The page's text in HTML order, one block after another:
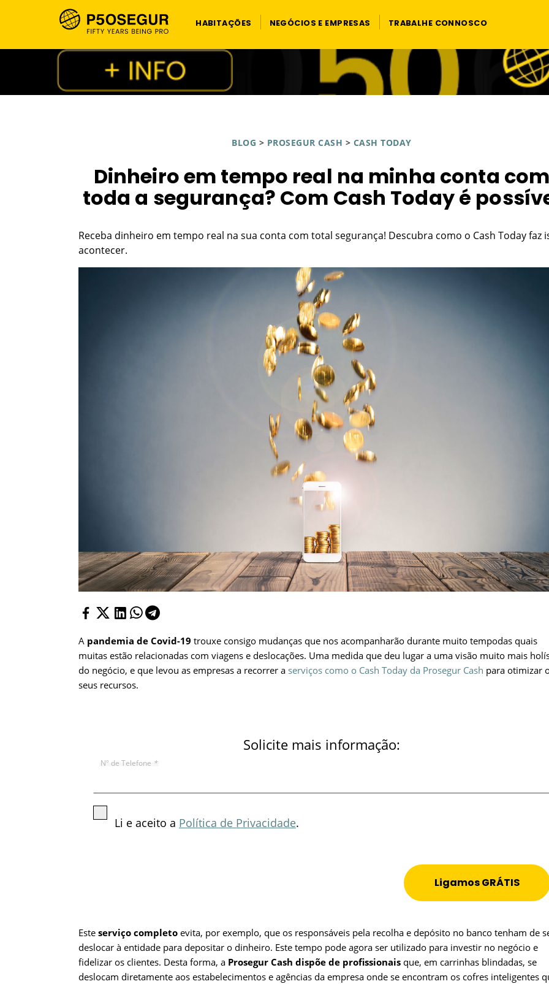
HABITAÇÕES NEGÓCIOS E EMPRESAS TRABALHE CONNOSCO
BLOG > PROSEGUR CASH > CASH TODAY
Dinheiro em tempo real na minha conta
toda a segurança? Com Cash Today é
Receba dinheiro em tempo real na sua conta com total segurança! Descubra como o Cash Today faz
acontecer.
A pandemia de Covid-19 trouxe consigo mudanças que nos acompanharão durante muito tempodas quais
muitas estão relacionadas com viagens e deslocações. Uma medida que deu lugar a uma visão muito mais
do negócio, e que levou as empresas a recorrer a serviços como o Cash Today da Prosegur Cash para otimizar
seus recursos.
Solicite mais informação:
Nº de Telefone *
Li e aceito a Política de Privacidade.
Ligamos GRÁTIS
Este serviço completo evita, por exemplo, que os responsáveis pela recolha e depósito no banco tenham de
deslocar à entidade para depositar o dinheiro. Este tempo pode agora ser utilizado para investir no negócio e
fidelizar os clientes. Desta forma, a Prosegur Cash dispõe de profissionais que, em carrinhas blindadas, se
deslocam diretamente aos estabelecimentos e agências da empresa onde se encontram os cofres inteligentes